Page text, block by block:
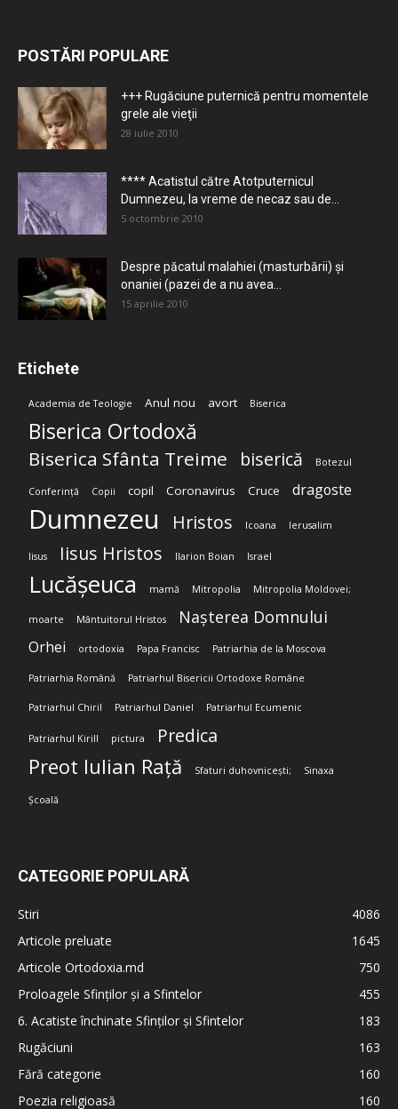
POSTĂRI POPULARE
+++ Rugăciune puternică pentru momentele
grele ale vieţii
28 iulie 2010
**** Acatistul către Atotputernicul
Dumnezeu, la vreme de necaz sau de...
5 octombrie 2010
Despre păcatul malahiei (masturbării) şi
onaniei (pazei de a nu avea...
15 aprilie 2010
Etichete
Academia de Teologie Anul nou avort Biserica
Biserica Ortodoxă
Biserica Sfânta Treime biserică Botezul
Conferință Copii copil Coronavirus Cruce dragoste
Dumnezeu Hristos Icoana Ierusalim
Iisus Iisus Hristos Ilarion Boian Israel
Lucășeuca mamă Mitropolia Mitropolia Moldovei;
moarte Mântuitorul Hristos Nașterea Domnului
Orhei ortodoxia Papa Francisc Patriarhia de la Moscova
Patriarhia Română Patriarhul Bisericii Ortodoxe Române
Patriarhul Chiril Patriarhul Daniel Patriarhul Ecumenic
Patriarhul Kirill pictura Predica
Preot Iulian Rață Sfaturi duhovnicești; Sinaxa
Școală
CATEGORIE POPULARĂ
Stiri
4086
Articole preluate
1645
Articole Ortodoxia.md
750
Proloagele Sfinților și a Sfintelor
455
6. Acatiste închinate Sfinților și Sfintelor
183
Rugăciuni
163
Fără categorie
160
Poezia religioasă
160